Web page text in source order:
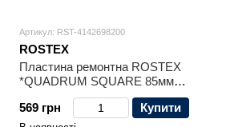
Артикул: RST-4142698200
ROSTEX
Пластина ремонтна ROSTEX
*QUADRUM SQUARE 85мм
Нерж.сталь_мат_титан_PVD
NEREZ_MAT_TI
569 грн Купити